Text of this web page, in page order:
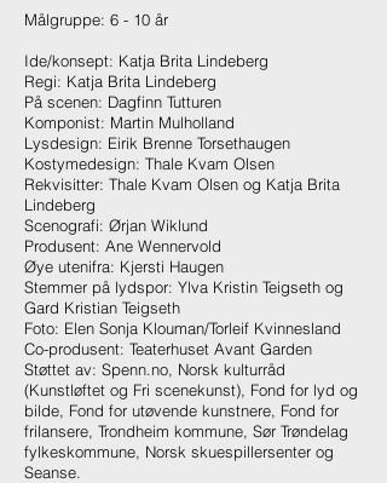
Målgruppe: 6 - 10 år
Ide/konsept: Katja Brita Lindeberg
Regi: Katja Brita Lindeberg
På scenen: Dagfinn Tutturen
Komponist: Martin Mulholland
Lysdesign: Eirik Brenne Torsethaugen
Kostymedesign: Thale Kvam Olsen
Rekvisitter: Thale Kvam Olsen og Katja Brita
Lindeberg
Scenografi: Ørjan Wiklund
Produsent: Ane Wennervold
Øye utenifra: Kjersti Haugen
Stemmer på lydspor: Ylva Kristin Teigseth og
Gard Kristian Teigseth
Foto: Elen Sonja Klouman/Torleif Kvinnesland
Co-produsent: Teaterhuset Avant Garden
Støttet av: Spenn.no, Norsk kulturråd
(Kunstløftet og Fri scenekunst), Fond for lyd og
bilde, Fond for utøvende kunstnere, Fond for
frilansere, Trondheim kommune, Sør Trøndelag
fylkeskommune, Norsk skuespillersenter og
Seanse.